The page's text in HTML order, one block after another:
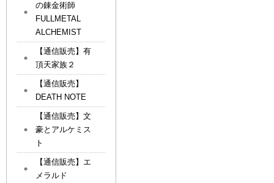
の錬金術師
FULLMETAL
ALCHEMIST
【通信販売】有
頂天家族２
【通信販売】
DEATH NOTE
【通信販売】文
豪とアルケミス
ト
【通信販売】エ
メラルド